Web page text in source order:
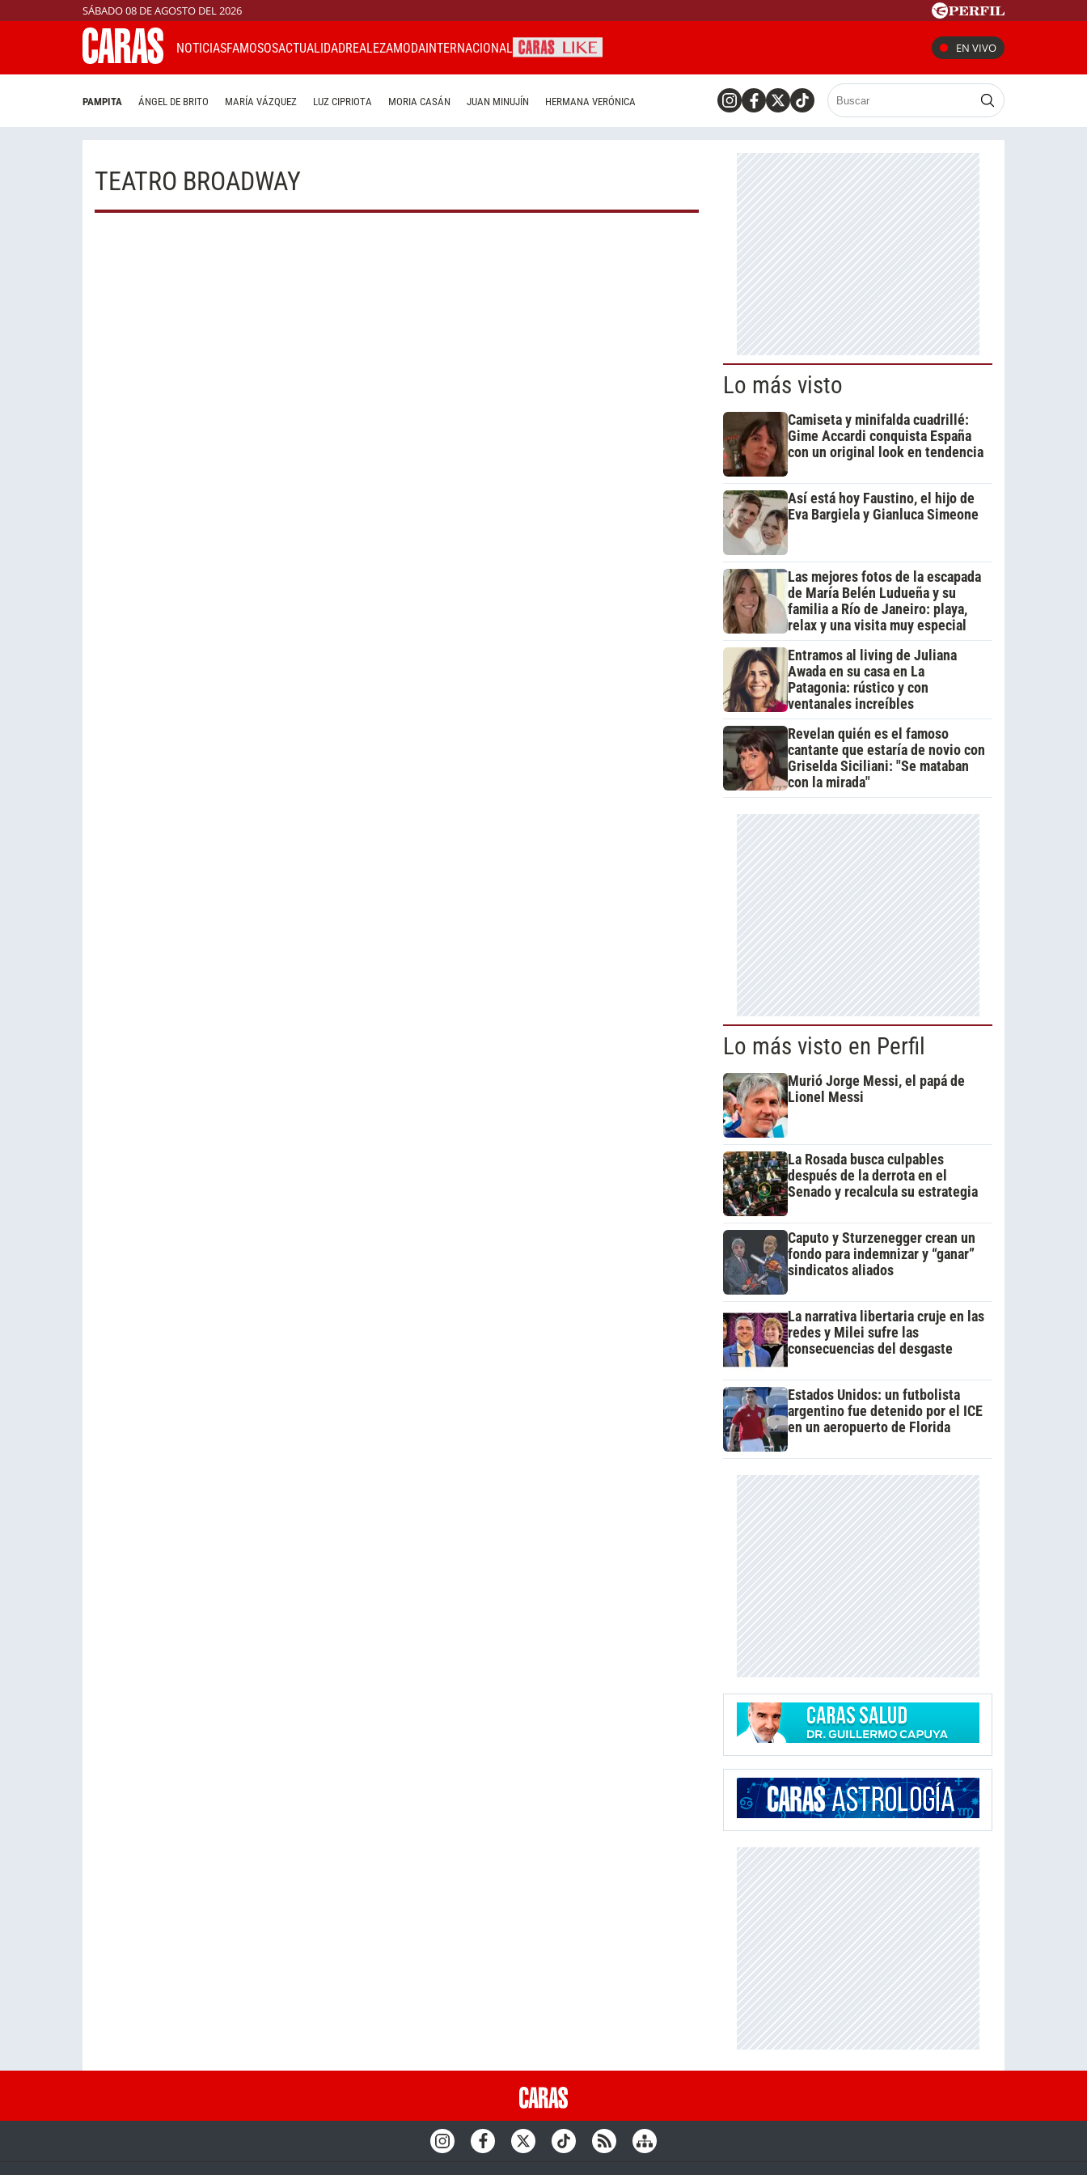
SÁBADO 08 DE AGOSTO DEL 2026
NOTICIASFAMOSOSACTUALIDADREALEZAMODAINTERNACIONAL EN VIVO
PAMPITA ÁNGEL DE BRITO MARÍA VÁZQUEZ LUZ CIPRIOTA MORIA CASÁN JUAN MINUJÍN HERMANA VERÓNICA
TEATRO BROADWAY
Lo más visto
Camiseta y minifalda cuadrillé:
Gime Accardi conquista España
con un original look en tendencia
Así está hoy Faustino, el hijo de
Eva Bargiela y Gianluca Simeone
Las mejores fotos de la escapada
de María Belén Ludueña y su
familia a Río de Janeiro: playa,
relax y una visita muy especial
Entramos al living de Juliana
Awada en su casa en La
Patagonia: rústico y con
ventanales increíbles
Revelan quién es el famoso
cantante que estaría de novio con
Griselda Siciliani: "Se mataban
con la mirada"
Lo más visto en Perfil
Murió Jorge Messi, el papá de
Lionel Messi
La Rosada busca culpables
después de la derrota en el
Senado y recalcula su estrategia
Caputo y Sturzenegger crean un
fondo para indemnizar y “ganar”
sindicatos aliados
La narrativa libertaria cruje en las
redes y Milei sufre las
consecuencias del desgaste
Estados Unidos: un futbolista
argentino fue detenido por el ICE
en un aeropuerto de Florida